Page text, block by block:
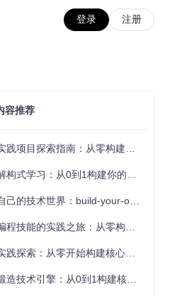
登录 注册
容推荐
项目探索指南：从零构建技术能力体系
式学习：从0到1构建你的编程知识体系
技术世界：build-your-own-x项目的实践探索指南
技能的实践之旅：从零构建你的技术世界
探索：从零开始构建核心系统的实践指南
技术引擎：从0到1构建核心系统的实践指南